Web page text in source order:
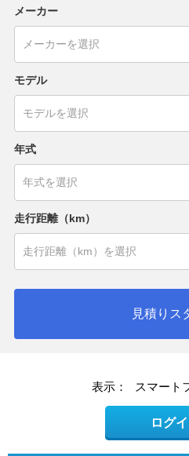
メーカー
モデル
年式
走行距離（km）
見積りス
表示： スマート
ログ